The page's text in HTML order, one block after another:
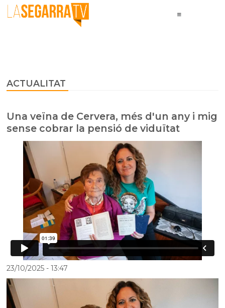
ACTUALITAT
Una veïna de Cervera, més d'un any i mig
sense cobrar la pensió de viduïtat
23/10/2025- 13:47